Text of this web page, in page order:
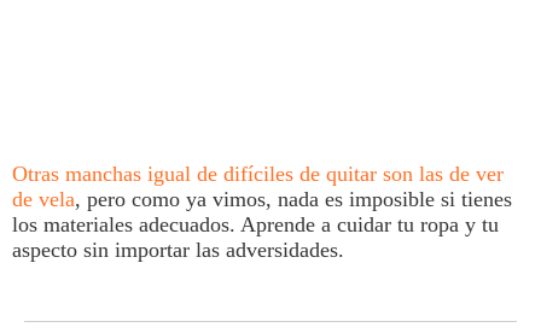
Otras manchas igual de difíciles de quitar son las de ver
de vela, pero como ya vimos, nada es imposible si tienes
los materiales adecuados. Aprende a cuidar tu ropa y tu
aspecto sin importar las adversidades.